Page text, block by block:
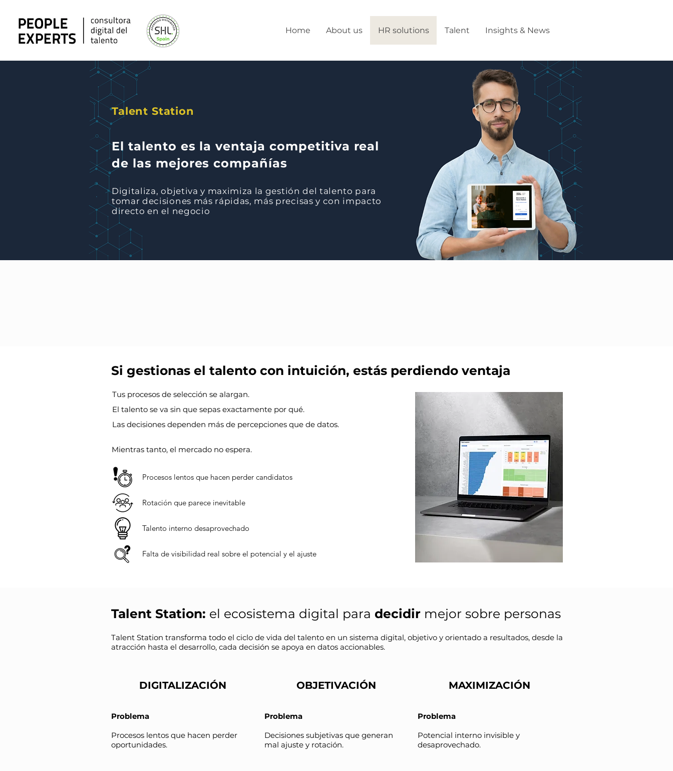
Home About us HR solutions Talent Insights & News
Talent Station
El talento es la ventaja competitiva real
de las mejores compañías
Digitaliza, objetiva y maximiza la gestión del talento para
tomar decisiones más rápidas, más precisas y con impacto
directo en el negocio
Si gestionas el talento con intuición, estás perdiendo ventaja
Tus procesos de selección se alargan.
El talento se va sin que sepas exactamente por qué.
Las decisiones dependen más de percepciones que de datos.
Mientras tanto, el mercado no espera.
Procesos lentos que hacen perder candidatos
Rotación que parece inevitable
Talento interno desaprovechado
Falta de visibilidad real sobre el potencial y el ajuste
Talent Station: el ecosistema digital para decidir mejor sobre personas
Talent Station transforma todo el ciclo de vida del talento en un sistema digital, objetivo y orientado a resultados, desde la
atracción hasta el desarrollo, cada decisión se apoya en datos accionables.
DIGITALIZACIÓN
Problema
Procesos lentos que hacen perder
oportunidades.
OBJETIVACIÓN
Problema
Decisiones subjetivas que generan
mal ajuste y rotación.
MAXIMIZACIÓN
Problema
Potencial interno invisible y
desaprovechado.